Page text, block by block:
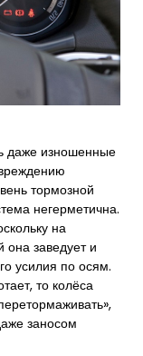
даже изношенные
тормозной
негерметична.
на
заведует и
усилия по осям.
то колёса
заносом